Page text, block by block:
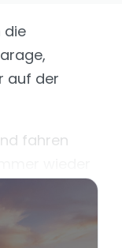
die
auf der
fahren
auf.
nette